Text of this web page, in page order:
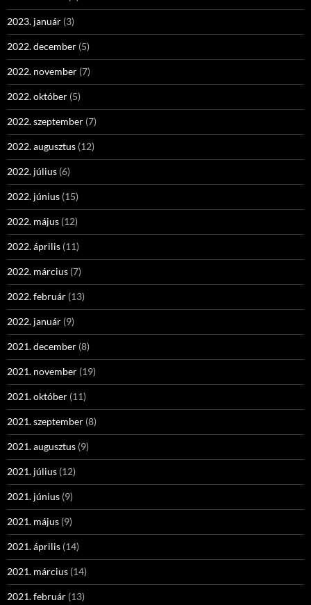
2023. január (3)
2022. december (5)
2022. november (7)
2022. október (5)
2022. szeptember (7)
2022. augusztus (12)
2022. július (6)
2022. június (15)
2022. május (12)
2022. április (11)
2022. március (7)
2022. február (13)
2022. január (9)
2021. december (8)
2021. november (19)
2021. október (11)
2021. szeptember (8)
2021. augusztus (9)
2021. július (12)
2021. június (9)
2021. május (9)
2021. április (14)
2021. március (14)
2021. február (13)